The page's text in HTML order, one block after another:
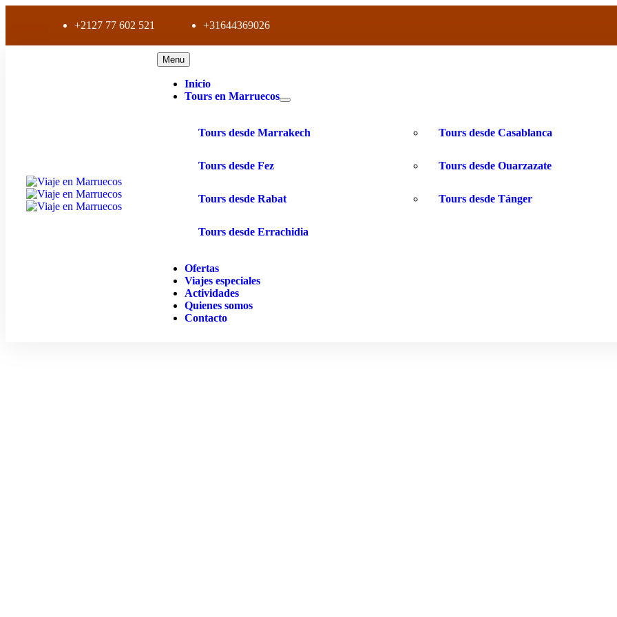
+2127 77 602 521 +31644369026
Menu
Inicio
Tours en Marruecos
Tours desde Marrakech Tours desde Casablanca
Tours desde Fez Tours desde Ouarzazate
Tours desde Rabat Tours desde Tánger
Tours desde Errachidia
Ofertas
Viajes especiales
Actividades
Quienes somos
Contacto